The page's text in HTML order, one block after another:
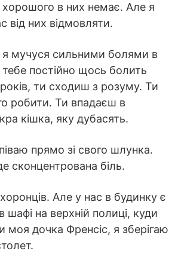
хорошого в них немає. Але я
від них відмовляти.
я мучуся сильними болями в
постійно щось болить
років, ти сходиш з розуму. Ти
робити. Ти впадаєш в
кішка, яку дубасять.
прямо зі свого шлунка.
сконцентрована біль.
Але у нас в будинку є
шафі на верхній полиці, куди
моя дочка Френсіс, я зберігаю